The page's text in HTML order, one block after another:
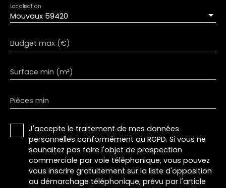
Mouvaux 59420
Localisation
Budget max (€)
Surface min (m²)
Pièces min
J'accepte le traitement de mes données
personnelles conformément au RGPD. Si vous ne
souhaitez pas faire l'objet de prospection
commerciale par voie téléphonique, vous pouvez
vous inscrire gratuitement sur la liste d'opposition
au démarchage téléphonique, prévu par l'article